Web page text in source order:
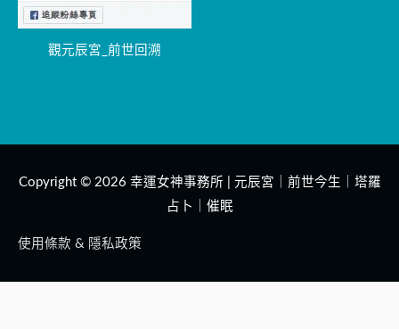
觀元辰宮_前世回溯
Copyright © 2026 幸運女神事務所 | 元辰宮｜前世今生｜塔羅
占卜｜催眠
使用條款 & 隱私政策